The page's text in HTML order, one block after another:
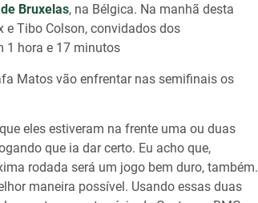
Bruxelas, na Bélgica. Na manhã desta
e Tibo Colson, convidados dos
1 hora e 17 minutos
Matos vão enfrentar nas semifinais os
eles estiveram na frente uma ou duas
que ia dar certo. Eu acho que,
rodada será um jogo bem duro, também.
maneira possível. Usando essas duas